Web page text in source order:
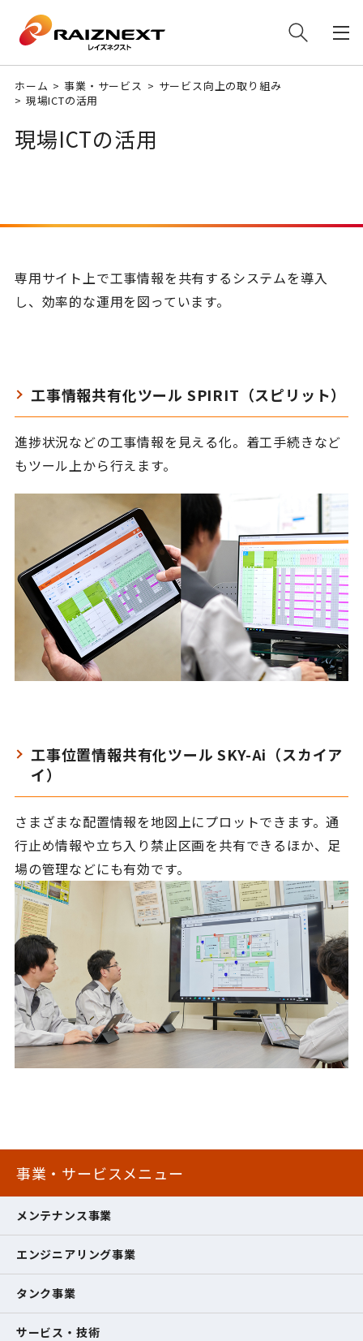
ホーム 事業・サービス
サービス向上の取り組み
現場ICTの活用
現場ICTの活用
専用サイト上で工事情報を共有するシステムを導入
し、効率的な運用を図っています。
工事情報共有化ツール SPIRIT（スピリット）
進捗状況などの工事情報を見える化。着工手続きなど
もツール上から行えます。
工事位置情報共有化ツール SKY-Ai（スカイア
イ）
さまざまな配置情報を地図上にプロットできます。通
行止め情報や立ち入り禁止区画を共有できるほか、足
場の管理などにも有効です。
事業・サービスメニュー
メンテナンス事業
エンジニアリング事業
タンク事業
サービス・技術